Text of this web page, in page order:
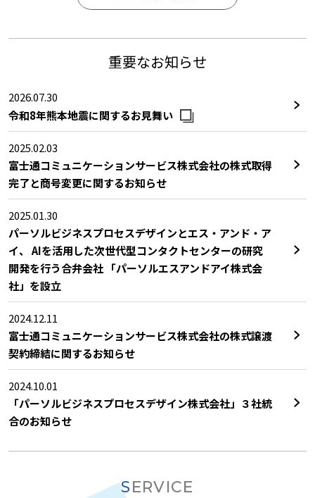
重要なお知らせ
2026.07.30
令和8年熊本地震に関するお見舞い
2025.02.03
富士通コミュニケーションサービス株式会社の株式取得
完了と商号変更に関するお知らせ
2025.01.30
パーソルビジネスプロセスデザインとエス・アンド・ア
イ、 AIを活用した次世代型コンタクトセンターの研究
開発を行う合弁会社 「パーソルエスアンドアイ株式会
社」を設立
2024.12.11
富士通コミュニケーションサービス株式会社の株式譲渡
契約締結に関するお知らせ
2024.10.01
「パーソルビジネスプロセスデザイン株式会社」３社統
合のお知らせ
SERVICE